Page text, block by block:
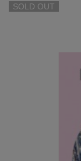
SOLD OUT